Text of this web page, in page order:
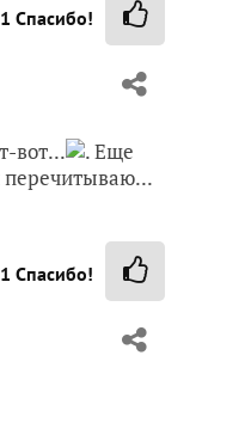
1 Спасибо!
вот...
. Еще
перечитываю...
1 Спасибо!